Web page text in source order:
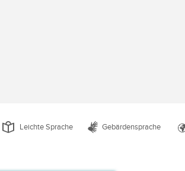
Leichte Sprache Gebärdensprache